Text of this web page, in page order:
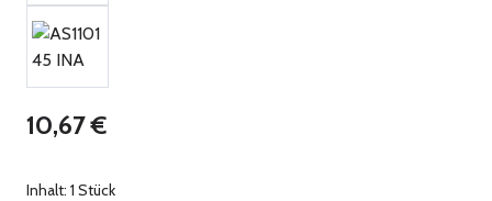
Regulärer Preis:
10,67 €
Inhalt: 1 Stück